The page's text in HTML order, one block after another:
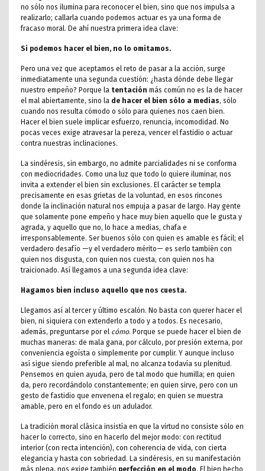
no sólo nos ilumina para reconocer el bien, sino que nos impulsa a
realizarlo; callarla cuando podemos actuar es ya una forma de
fracaso moral. De ahí nuestra primera idea clave:
Si podemos hacer el bien, no lo omitamos.
Pero una vez que aceptamos el reto de pasar a la acción, surge
inmediatamente una segunda cuestión: ¿hasta dónde debe llegar
nuestro empeño? Porque la tentación más común no es la de hacer
el mal abiertamente, sino la de hacer el bien sólo a medias, sólo
cuando nos resulta cómodo o sólo para quienes nos caen bien.
Hacer el bien suele implicar esfuerzo, renuncia, incomodidad. No
pocas veces exige atravesar la pereza, vencer el fastidio o actuar
contra nuestras inclinaciones.
La sindéresis, sin embargo, no admite parcialidades ni se conforma
con mediocridades. Como una luz que todo lo quiere iluminar, nos
invita a extender el bien sin exclusiones. El carácter se templa
precisamente en esas grietas de la voluntad, en esos rincones
donde la inclinación natural nos empuja a pasar de largo. Hay gente
que solamente pone empeño y hace muy bien aquello que le gusta y
agrada, y aquello que no, lo hace a medias, chafa e
irresponsablemente. Ser buenos sólo con quien es amable es fácil; el
verdadero desafío —y el verdadero mérito— es serlo también con
quien nos disgusta, con quien nos cuesta, con quien nos ha
traicionado. Así llegamos a una segunda idea clave:
Hagamos bien incluso aquello que nos cuesta.
Llegamos así al tercer y último escalón. No basta con querer hacer el
bien, ni siquiera con extenderlo a todo y a todos. Es necesario,
además, preguntarse por el cómo. Porque se puede hacer el bien de
muchas maneras: de mala gana, por cálculo, por presión externa, por
conveniencia egoísta o simplemente por cumplir. Y aunque incluso
así sigue siendo preferible al mal, no alcanza todavía su plenitud.
Pensemos en quien ayuda, pero de tal modo que humilla; en quien
da, pero recordándolo constantemente; en quien sirve, pero con un
gesto de fastidio que envenena el regalo; en quien se muestra
amable, pero en el fondo es un adulador.
La tradición moral clásica insistía en que la virtud no consiste sólo en
hacer lo correcto, sino en hacerlo del mejor modo: con rectitud
interior (con recta intención), con coherencia de vida, con cierta
elegancia y hasta con sobriedad. La sindéresis, en su manifestación
más plena, nos exige también perfección en el modo. El bien hecho